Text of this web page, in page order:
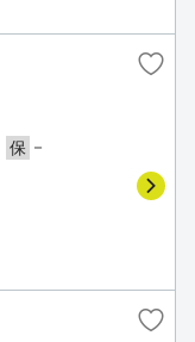
保 －